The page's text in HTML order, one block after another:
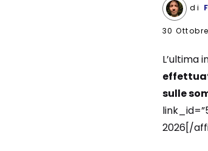
di
30
L’ultima
sulle
2026[/